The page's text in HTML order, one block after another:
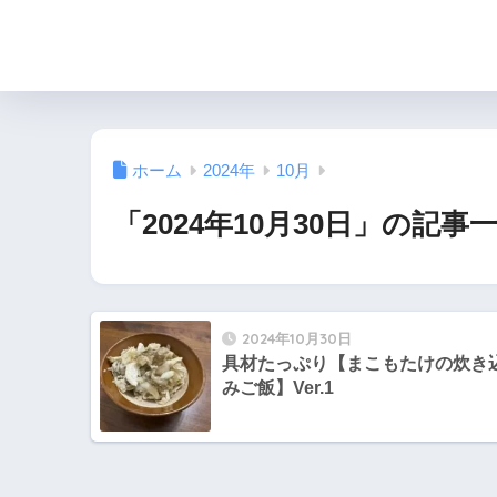
ホーム 2024年 10月
「2024年10月30日」の記事
2024年10月30日
具材たっぷり【まこもたけの炊き
みご飯】Ver.1